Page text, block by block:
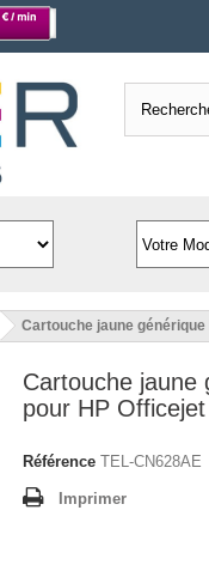
Cartouche jaune générique
Cartouche jaune
pour HP
Référence TEL-CN628AE
Imprimer